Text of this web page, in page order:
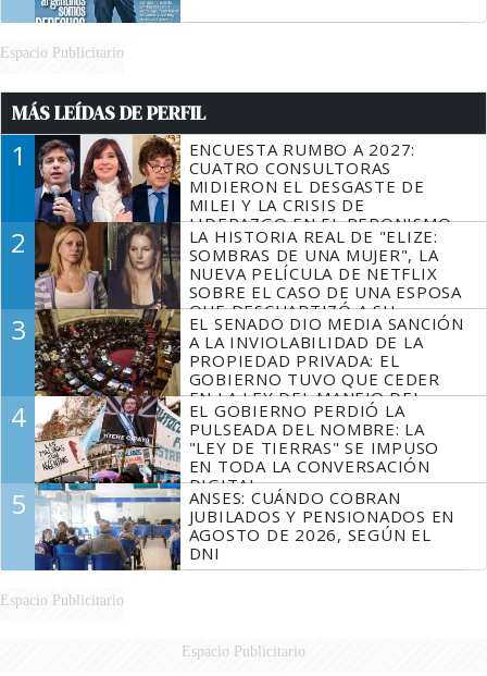
Espacio Publicitario
MÁS LEÍDAS DE PERFIL
1
ENCUESTA RUMBO A 2027:
CUATRO CONSULTORAS
MIDIERON EL DESGASTE DE
MILEI Y LA CRISIS DE
LIDERAZGO EN EL PERONISMO
2
LA HISTORIA REAL DE "ELIZE:
SOMBRAS DE UNA MUJER", LA
NUEVA PELÍCULA DE NETFLIX
SOBRE EL CASO DE UNA ESPOSA
QUE DESCUARTIZÓ A SU
MARIDO
3
EL SENADO DIO MEDIA SANCIÓN
A LA INVIOLABILIDAD DE LA
PROPIEDAD PRIVADA: EL
GOBIERNO TUVO QUE CEDER
EN LA LEY DEL MANEJO DEL
FUEGO
4
EL GOBIERNO PERDIÓ LA
PULSEADA DEL NOMBRE: LA
"LEY DE TIERRAS" SE IMPUSO
EN TODA LA CONVERSACIÓN
DIGITAL
5
ANSES: CUÁNDO COBRAN
JUBILADOS Y PENSIONADOS EN
AGOSTO DE 2026, SEGÚN EL
DNI
Espacio Publicitario
Espacio Publicitario